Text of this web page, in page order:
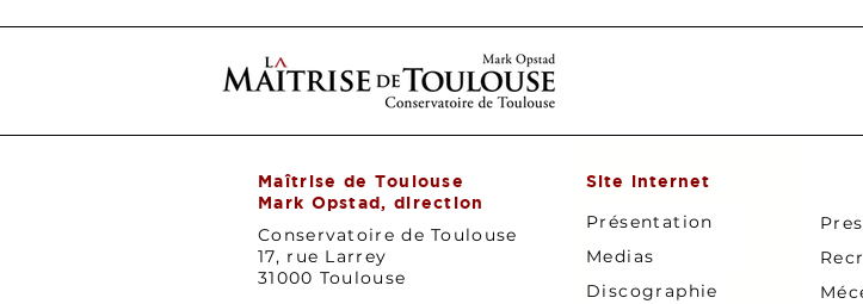
Maîtrise de Toulouse
Mark Opstad, direction
Conservatoire de Toulouse
17, rue Larrey
31000 Toulouse
Site internet
Présentation
Medias
Discographie